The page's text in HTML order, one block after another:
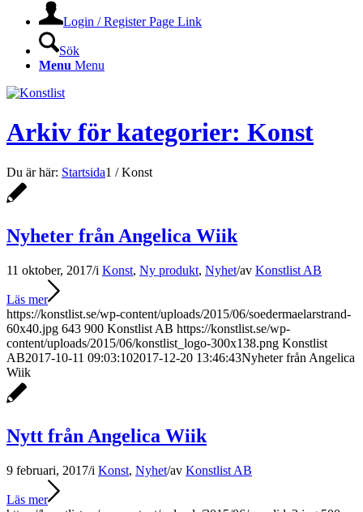
Login / Register Page Link
Sök
Menu Menu
Arkiv för kategorier: Konst
Du är här: Startsida1 / Konst
Nyheter från Angelica Wiik
11 oktober, 2017/i Konst, Ny produkt, Nyhet/av Konstlist AB
Läs mer
https://konstlist.se/wp-content/uploads/2015/06/soedermaelarstrand-
60x40.jpg 643 900 Konstlist AB https://konstlist.se/wp-
content/uploads/2015/06/konstlist_logo-300x138.png Konstlist
AB2017-10-11 09:03:102017-12-20 13:46:43Nyheter från Angelica
Wiik
Nytt från Angelica Wiik
9 februari, 2017/i Konst, Nyhet/av Konstlist AB
Läs mer